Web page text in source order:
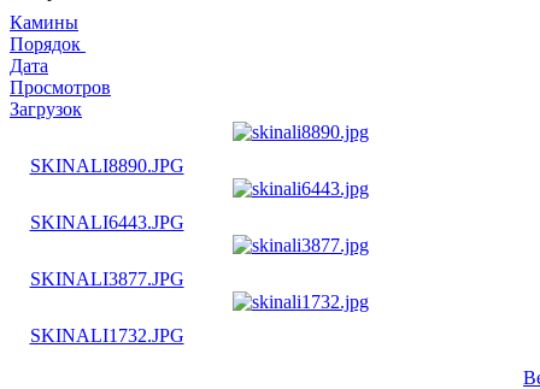
Камины
Порядок
Дата
Просмотров
Загрузок
SKINALI8890.JPG
SKINALI6443.JPG
SKINALI3877.JPG
SKINALI1732.JPG